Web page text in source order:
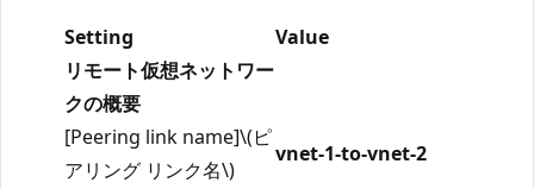
Setting
Value
リモート仮想ネットワー
クの概要
[Peering link name]\(ピ
アリング リンク名\)
vnet-1-to-vnet-2